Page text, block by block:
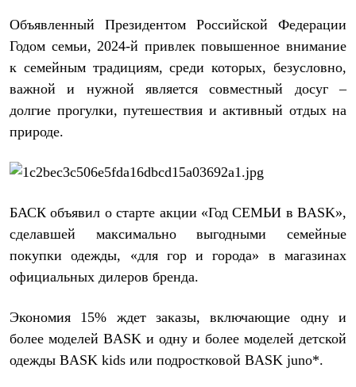
Брюки
Штормовая одежда
Куртки
Брюки
Софтшелл одежда
Куртки
Брюки
Куртки
Жилеты
Среднее термобелье
Легкое термобелье
Лёгкая одежда
Футболки
Рубашки
Шорты
Женская одежда
Утепленная пухом
Куртки
Объявленный Президентом Российской Федерации
Годом семьи, 2024-й привлек повышенное внимание
к семейным традициям, среди которых, безусловно,
важной и нужной является совместный досуг –
долгие прогулки, путешествия и активный отдых на
природе.
БАСК объявил о старте акции «Год СЕМЬИ в BASK»,
сделавшей максимально выгодными семейные
покупки одежды, «для гор и города» в магазинах
официальных дилеров бренда.
Экономия 15% ждет заказы, включающие одну и
более моделей BASK и одну и более моделей детской
одежды BASK kids или подростковой BASK juno*.